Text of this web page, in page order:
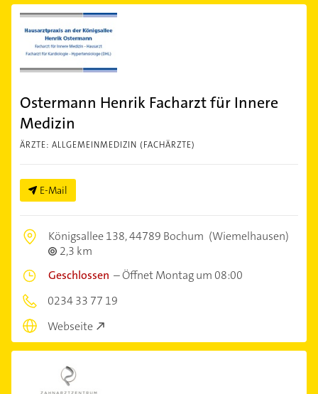
Ostermann Henrik Facharzt für Innere
Medizin
ÄRZTE: ALLGEMEINMEDIZIN (FACHÄRZTE)
E-Mail
Königsallee 138,44789 Bochum (Wiemelhausen)
2,3 km
Geschlossen –Öffnet Montag um 08:00
0234 33 77 19
Webseite